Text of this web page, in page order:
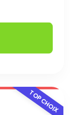
TOP CHOIX